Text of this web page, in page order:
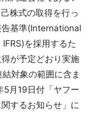
株式の取得を行っ
告基準(International
を採用するた
が予定どおり実施
対象の範囲に含ま
5月19日付「ヤフー
するお知らせ」に